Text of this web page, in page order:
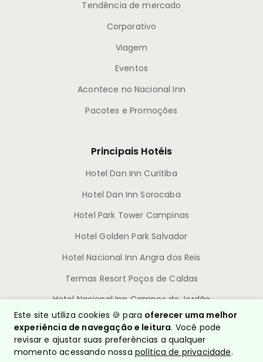
Tendência de mercado
Corporativo
Viagem
Eventos
Acontece no Nacional Inn
Pacotes e Promoções
Principais Hotéis
Hotel Dan Inn Curitiba
Hotel Dan Inn Sorocaba
Hotel Park Tower Campinas
Hotel Golden Park Salvador
Hotel Nacional Inn Angra dos Reis
Termas Resort Poços de Caldas
Hotel Nacional Inn Campos do Jordão
Este site utiliza cookies 🍪 para oferecer uma melhor
experiência de navegação e leitura. Você pode
revisar e ajustar suas preferências a qualquer
momento acessando nossa política de privacidade.